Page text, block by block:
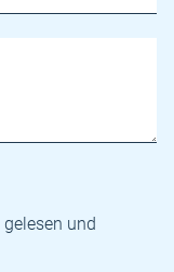
gelesen und